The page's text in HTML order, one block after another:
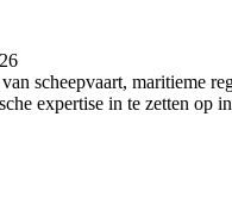
scheepvaart, maritieme
expertise in te zetten op